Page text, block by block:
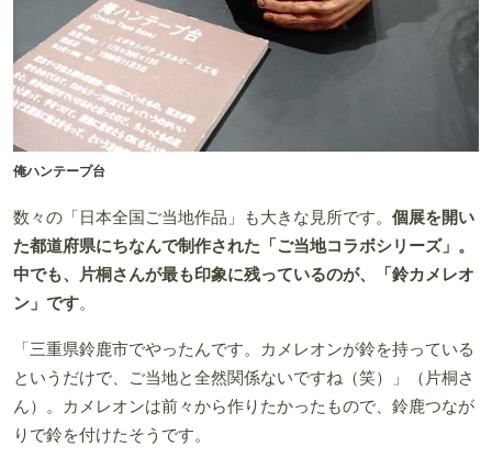
俺ハンテープ台
数々の「日本全国ご当地作品」も大きな見所です。 個展を開い
た都道府県にちなんで制作された「ご当地コラボシリーズ」。
中でも、片桐さんが最も印象に残っているのが、「鈴カメレオ
ン」です。
「三重県鈴鹿市でやったんです。カメレオンが鈴を持っている
というだけで、ご当地と全然関係ないですね（笑）」（片桐さ
ん）。カメレオンは前々から作りたかったもので、鈴鹿つなが
りで鈴を付けたそうです。